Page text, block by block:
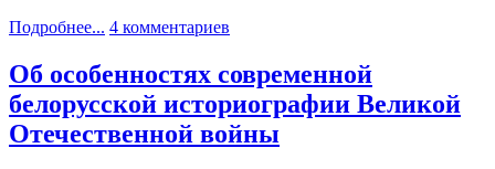
Подробнее... 4 комментариев
Об особенностях современной
белорусской историографии Великой
Отечественной войны